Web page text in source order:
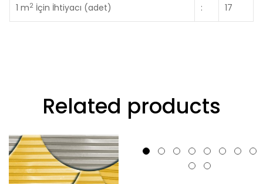
1 m2 İçin İhtiyacı (adet) : 17
Related products